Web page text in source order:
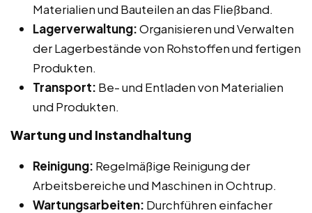
Materialien und Bauteilen an das Fließband.
Lagerverwaltung:Organisieren und Verwalten
der Lagerbestände von Rohstoffen und fertigen
Produkten.
Transport: Be- und Entladen von Materialien
und Produkten.
Wartung und Instandhaltung
Reinigung: Regelmäßige Reinigung der
Arbeitsbereiche und Maschinen in Ochtrup.
Wartungsarbeiten: Durchführen einfacher